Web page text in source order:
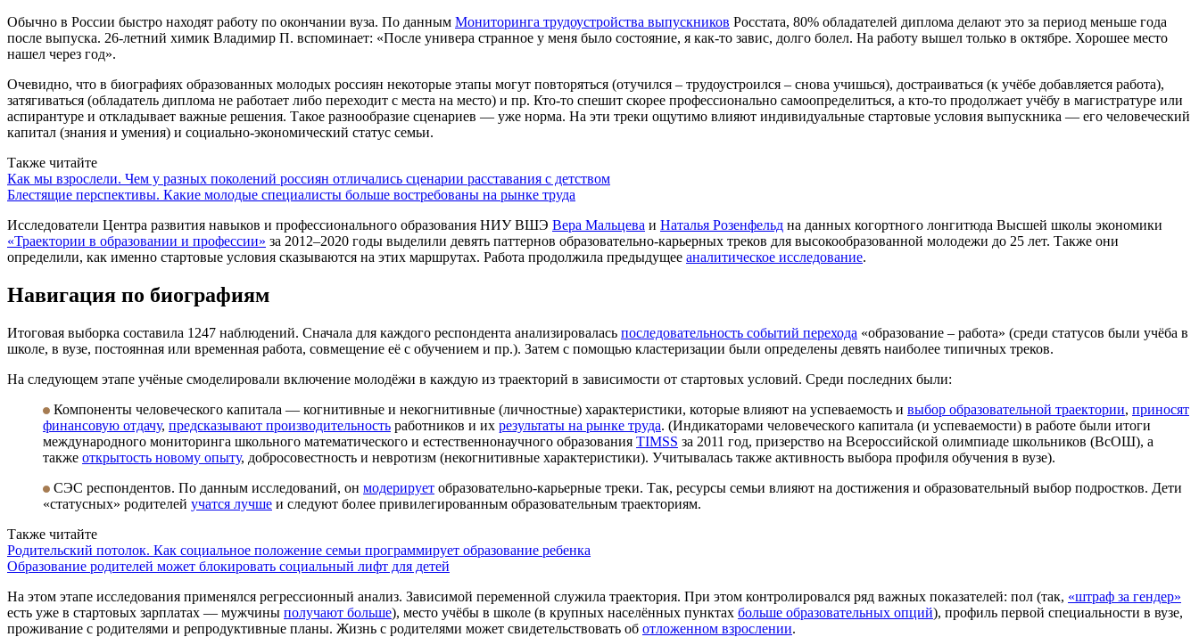
Обычно в России быстро находят работу по окончании вуза. По данным Мониторинга трудоустройства выпускников Росстата, 80% обладателей диплома делают это за период меньше года
после выпуска. 26-летний химик Владимир П. вспоминает: «После универа странное у меня было состояние, я как-то завис, долго болел. На работу вышел только в октябре. Хорошее место
нашел через год».
Очевидно, что в биографиях образованных молодых россиян некоторые этапы могут повторяться (отучился – трудоустроился – снова учишься), достраиваться (к учёбе добавляется работа),
затягиваться (обладатель диплома не работает либо переходит с места на место) и пр. Кто-то спешит скорее профессионально самоопределиться, а кто-то продолжает учёбу в магистратуре или
аспирантуре и откладывает важные решения. Такое разнообразие сценариев — уже норма. На эти треки ощутимо влияют индивидуальные стартовые условия выпускника — его человеческий
капитал (знания и умения) и социально-экономический статус семьи.
Также читайте
Как мы взрослели. Чем у разных поколений россиян отличались сценарии расставания с детством
Блестящие перспективы. Какие молодые специалисты больше востребованы на рынке труда
Исследователи Центра развития навыков и профессионального образования НИУ ВШЭ Вера Мальцева и Наталья Розенфельд на данных когортного лонгитюда Высшей школы экономики
«Траектории в образовании и профессии» за 2012–2020 годы выделили девять паттернов образовательно-карьерных треков для высокообразованной молодежи до 25 лет. Также они
определили, как именно стартовые условия сказываются на этих маршрутах. Работа продолжила предыдущее аналитическое исследование.
Навигация по биографиям
Итоговая выборка составила 1247 наблюдений. Сначала для каждого респондента анализировалась последовательность событий перехода «образование – работа» (среди статусов были учёба в
школе, в вузе, постоянная или временная работа, совмещение её с обучением и пр.). Затем с помощью кластеризации были определены девять наиболее типичных треков.
На следующем этапе учёные смоделировали включение молодёжи в каждую из траекторий в зависимости от стартовых условий. Среди последних были:
Компоненты человеческого капитала — когнитивные и некогнитивные (личностные) характеристики, которые влияют на успеваемость и выбор образовательной траектории, приносят
финансовую отдачу, предсказывают производительность работников и их результаты на рынке труда. (Индикаторами человеческого капитала (и успеваемости) в работе были итоги
международного мониторинга школьного математического и естественнонаучного образования TIMSS за 2011 год, призерство на Всероссийской олимпиаде школьников (ВсОШ), а
также открытость новому опыту, добросовестность и невротизм (некогнитивные характеристики). Учитывалась также активность выбора профиля обучения в вузе).
СЭС респондентов. По данным исследований, он модерирует образовательно-карьерные треки. Так, ресурсы семьи влияют на достижения и образовательный выбор подростков. Дети
«статусных» родителей учатся лучше и следуют более привилегированным образовательным траекториям.
Также читайте
Родительский потолок. Как социальное положение семьи программирует образование ребенка
Образование родителей может блокировать социальный лифт для детей
На этом этапе исследования применялся регрессионный анализ. Зависимой переменной служила траектория. При этом контролировался ряд важных показателей: пол (так, «штраф за гендер»
есть уже в стартовых зарплатах — мужчины получают больше), место учёбы в школе (в крупных населённых пунктах больше образовательных опций), профиль первой специальности в вузе,
проживание с родителями и репродуктивные планы. Жизнь с родителями может свидетельствовать об отложенном взрослении.